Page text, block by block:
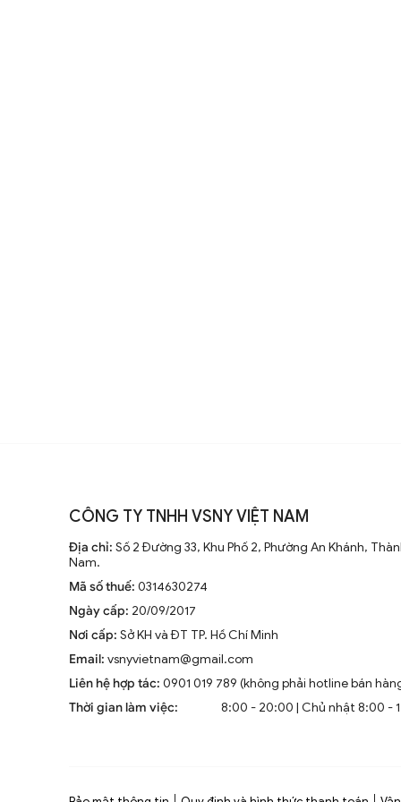
2.2. Chiều Cao Trần Nhà
Chiều cao trần nhà cũng ảnh hưởng đến
nhà cao, bạn cần chọn quạt có chiều dài
bảo hiệu suất làm mát. Ngược lại, với trần
mỏng để tiết kiệm diện tích.
2.3. Động Cơ Quạt
Động cơ là trái tim của quạt trần. Hiện nay
CÔNG TY TNHH VSNY VIỆT NAM
Địa chỉ: Số 2 Đường 33, Khu Phố 2, Phường An Khánh,
Nam.
Mã số thuế: 0314630274
Ngày cấp: 20/09/2017
Nơi cấp: Sở KH và ĐT TP. Hồ Chí Minh
Email: vsnyvietnam@gmail.com
Liên hệ hợp tác: 0901 019 789 (không phải hotline bán
Thời gian làm việc:
8:00 - 20:00 | Chủ nhật 8:00 -